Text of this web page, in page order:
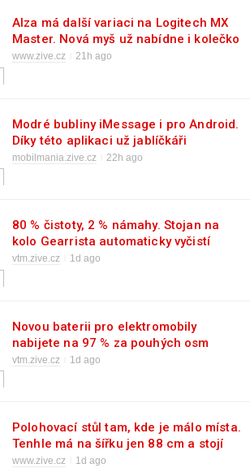
Alza má další variaci na Logitech MX
Master. Nová myš už nabídne i kolečko
se setrvačníkem
www.zive.cz 21h ago
Modré bubliny iMessage i pro Android.
Díky této aplikaci už jablíčkáři
nepoznají, že nemáte iPhone
mobilmania.zive.cz 22h ago
80 % čistoty, 2 % námahy. Stojan na
kolo Gearrista automaticky vyčistí
řetěz po každé jízdě
vtm.zive.cz 1d ago
Novou baterii pro elektromobily
nabijete na 97 % za pouhých osm
minut. Ale jen s megawattovým
vtm.zive.cz 1d ago
Polohovací stůl tam, kde je málo místa.
Tenhle má na šířku jen 88 cm a stojí
jen 2100 Kč
www.zive.cz 1d ago